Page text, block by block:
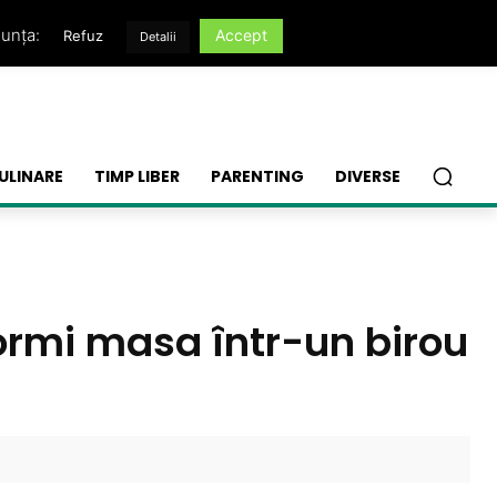
TIMP LIBER PARENTING DIVERSE
masa într-un birou
Refuz Detalii Accept